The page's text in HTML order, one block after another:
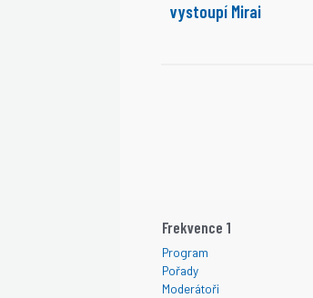
vystoupí Mirai
Frekvence 1
Program
Pořady
Moderátoři